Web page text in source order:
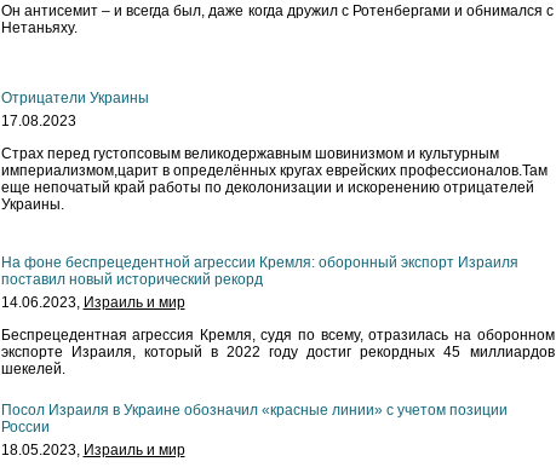
Он антисемит – и всегда был, даже когда дружил с Ротенбергами и обнимался с
Нетаньяху.
Отрицатели Украины
17.08.2023
Страх перед густопсовым великодержавным шовинизмом и культурным
империализмом,царит в определённых кругах еврейских профессионалов.Там
еще непочатый край работы по деколонизации и искоренению отрицателей
Украины.
На фоне беспрецедентной агрессии Кремля: оборонный экспорт Израиля
поставил новый исторический рекорд
14.06.2023, Израиль и мир
Беспрецедентная агрессия Кремля, судя по всему, отразилась на оборонном
экспорте Израиля, который в 2022 году достиг рекордных 45 миллиардов
шекелей.
Посол Израиля в Украине обозначил «красные линии» с учетом позиции
России
18.05.2023, Израиль и мир